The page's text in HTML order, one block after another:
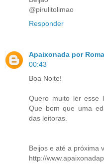
@pirulitolimao
Responder
Apaixonada por
00:43
Boa Noite!
Quero muito ler esse
Que bom que uma
das leitoras.
Beijos e até a próxima
http://